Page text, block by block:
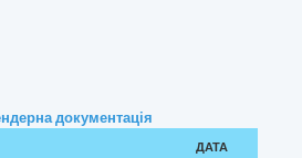
документація
ДАТА